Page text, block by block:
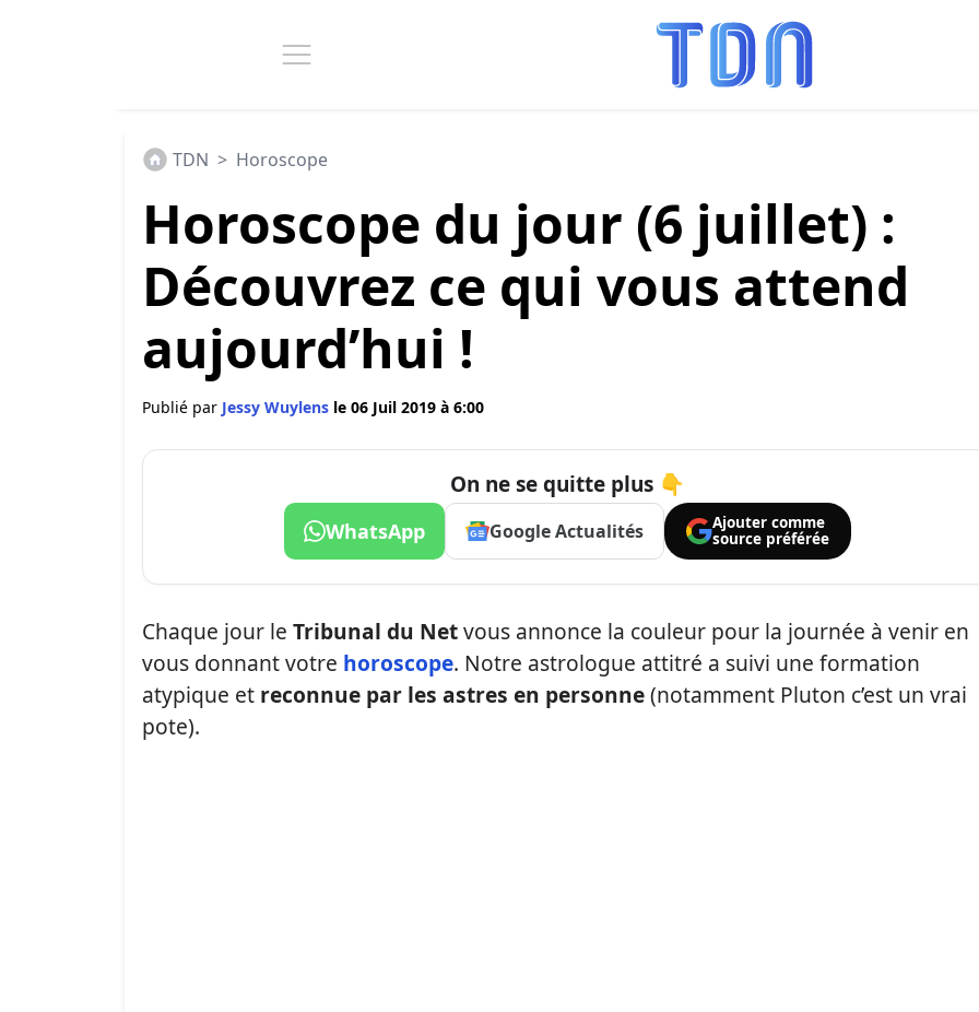
TDN > Horoscope
Horoscope du jour (6 juillet) :
Découvrez ce qui vous attend
aujourd’hui !
Publié par Jessy Wuylens le 06 Juil 2019 à 6:00
On ne se quitte plus 👇
WhatsApp Google Actualités
Ajouter comme
source préférée
Chaque jour le Tribunal du Netvous annonce la couleur pour la journée à venir en
vous donnant votre horoscope. Notre astrologue attitré a suivi une formation
atypique et reconnue par les astres en personne(notamment Pluton c’est un vrai
pote).